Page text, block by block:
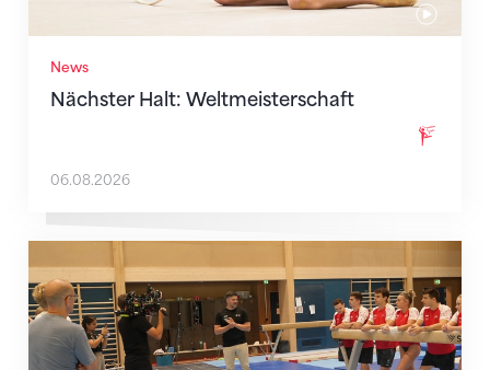
News
Nächster Halt: Weltmeisterschaft
06.08.2026
Mit klaren Zielen nach Zagreb